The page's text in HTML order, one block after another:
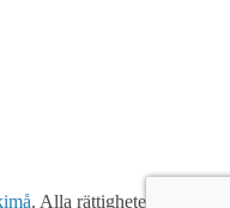
. Alla rättigheter